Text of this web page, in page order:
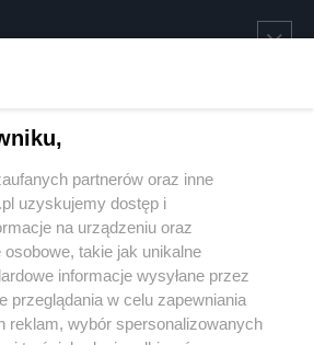
partnerów oraz inne
uzyskujemy dostęp i
na urządzeniu oraz
takie jak unikalne
informacje wysyłane przez
przeglądania w celu zapewniania
reklam, wybór spersonalizowanych